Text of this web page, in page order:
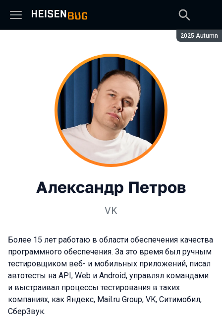
Сезон:
2025 Autumn
Александр Петров
VK
Более 15 лет работаю в области обеспечения качества
программного обеспечения. За это время был ручным
тестировщиком веб- и мобильных приложений, писал
автотесты на API, Web и Android, управлял командами
и выстраивал процессы тестирования в таких
компаниях, как Яндекс, Mail.ru Group, VK, Ситимобил,
СберЗвук.